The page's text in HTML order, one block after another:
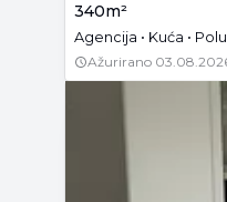
340m²
Agencija • Kuća •
Ažurirano